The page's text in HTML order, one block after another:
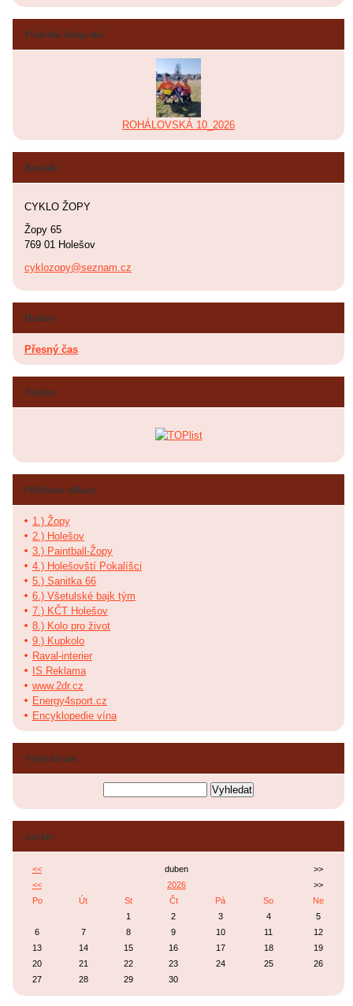
Poslední fotografie
ROHÁLOVSKÁ 10_2026
Kontakt
CYKLO ŽOPY
Žopy 65
769 01 Holešov
cyklozopy@seznam.cz
Hodiny
Přesný čas
Toplist
Oblíbené odkazy
1.) Žopy
2.) Holešov
3.) Paintball-Žopy
4.) Holešovští Pokalíšci
5.) Sanitka 66
6.) Všetulské bajk tým
7.) KČT Holešov
8.) Kolo pro život
9.) Kupkolo
Raval-interier
IS Reklama
www.2dr.cz
Energy4sport.cz
Encyklopedie vína
Vyhledávání
Archiv
<< duben
>>
<<
2026
>>
Po
Út St Čt Pá So
Ne
1
2 3 4
5
6
7 8 9 10 11
12
13
14 15 16 17 18
19
20
21 22 23 24 25
26
27
28 29 30